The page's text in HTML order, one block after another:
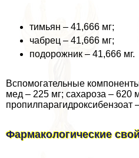
тимьян – 41,666 мг;
чабрец – 41,666 мг;
подорожник – 41,666 мг.
Вспомогательные
мед – 225 мг; сахароза – 620
пропилпарагидроксибензоат
Фармакологические